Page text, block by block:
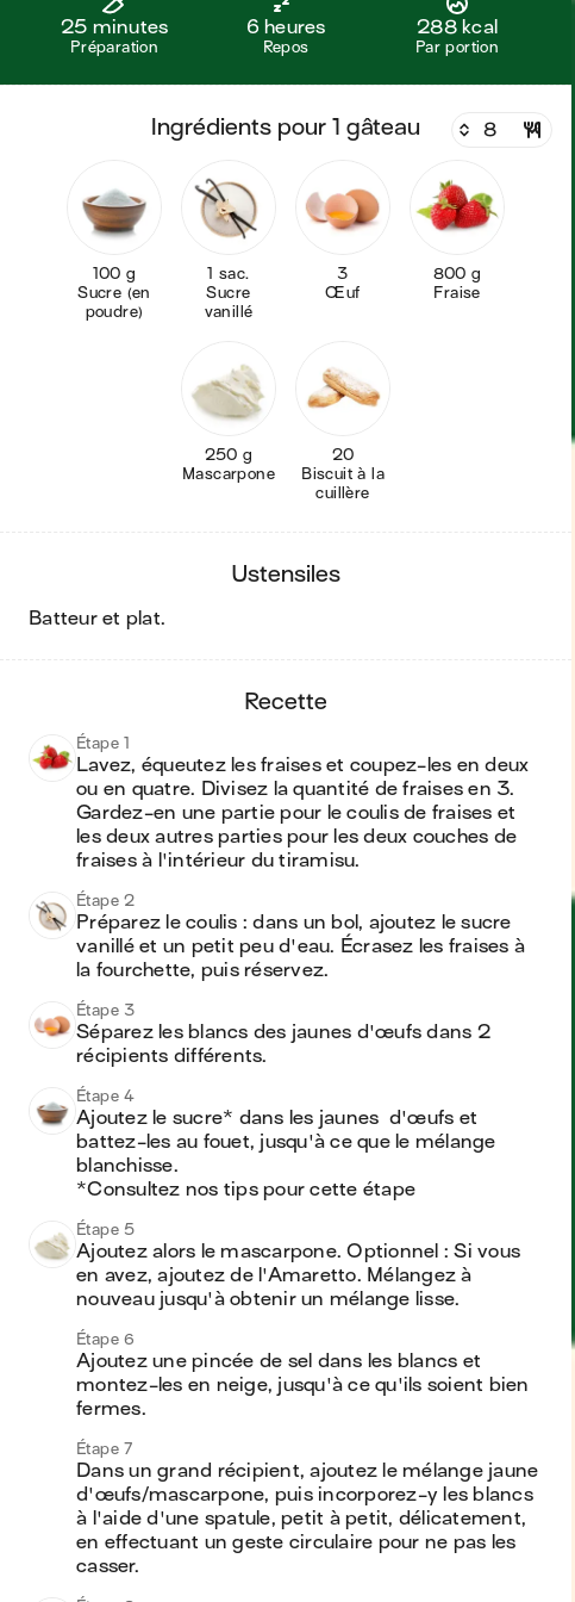
25 minutes
Préparation
6 heures
Repos
288 kcal
Par portion
ingrédients pour 1 gâteau
100 g
Sucre (en
poudre)
1 sac.
Sucre
vanillé
3
Œuf
800 g
Fraise
250 g
Mascarpone
20
Biscuit à la
cuillère
ustensiles
batteur et plat.
recette
Étape 1
Lavez, équeutez les fraises et coupez-les en deux
ou en quatre. Divisez la quantité de fraises en 3.
Gardez-en une partie pour le coulis de fraises et
les deux autres parties pour les deux couches de
fraises à l'intérieur du tiramisu.
Étape 2
Préparez le coulis : dans un bol, ajoutez le sucre
vanillé et un petit peu d'eau. Écrasez les fraises à
la fourchette, puis réservez.
Étape 3
Séparez les blancs des jaunes d'œufs dans 2
récipients différents.
Étape 4
Ajoutez le sucre* dans les jaunes  d'œufs et
battez-les au fouet, jusqu'à ce que le mélange
blanchisse.
*Consultez nos tips pour cette étape
Étape 5
Ajoutez alors le mascarpone. Optionnel : Si vous
en avez, ajoutez de l'Amaretto. Mélangez à
nouveau jusqu'à obtenir un mélange lisse.
Étape 6
Ajoutez une pincée de sel dans les blancs et
montez-les en neige, jusqu'à ce qu'ils soient bien
fermes.
Étape 7
Dans un grand récipient, ajoutez le mélange jaune
d'œufs/mascarpone, puis incorporez-y les blancs
à l'aide d'une spatule, petit à petit, délicatement,
en effectuant un geste circulaire pour ne pas les
casser.